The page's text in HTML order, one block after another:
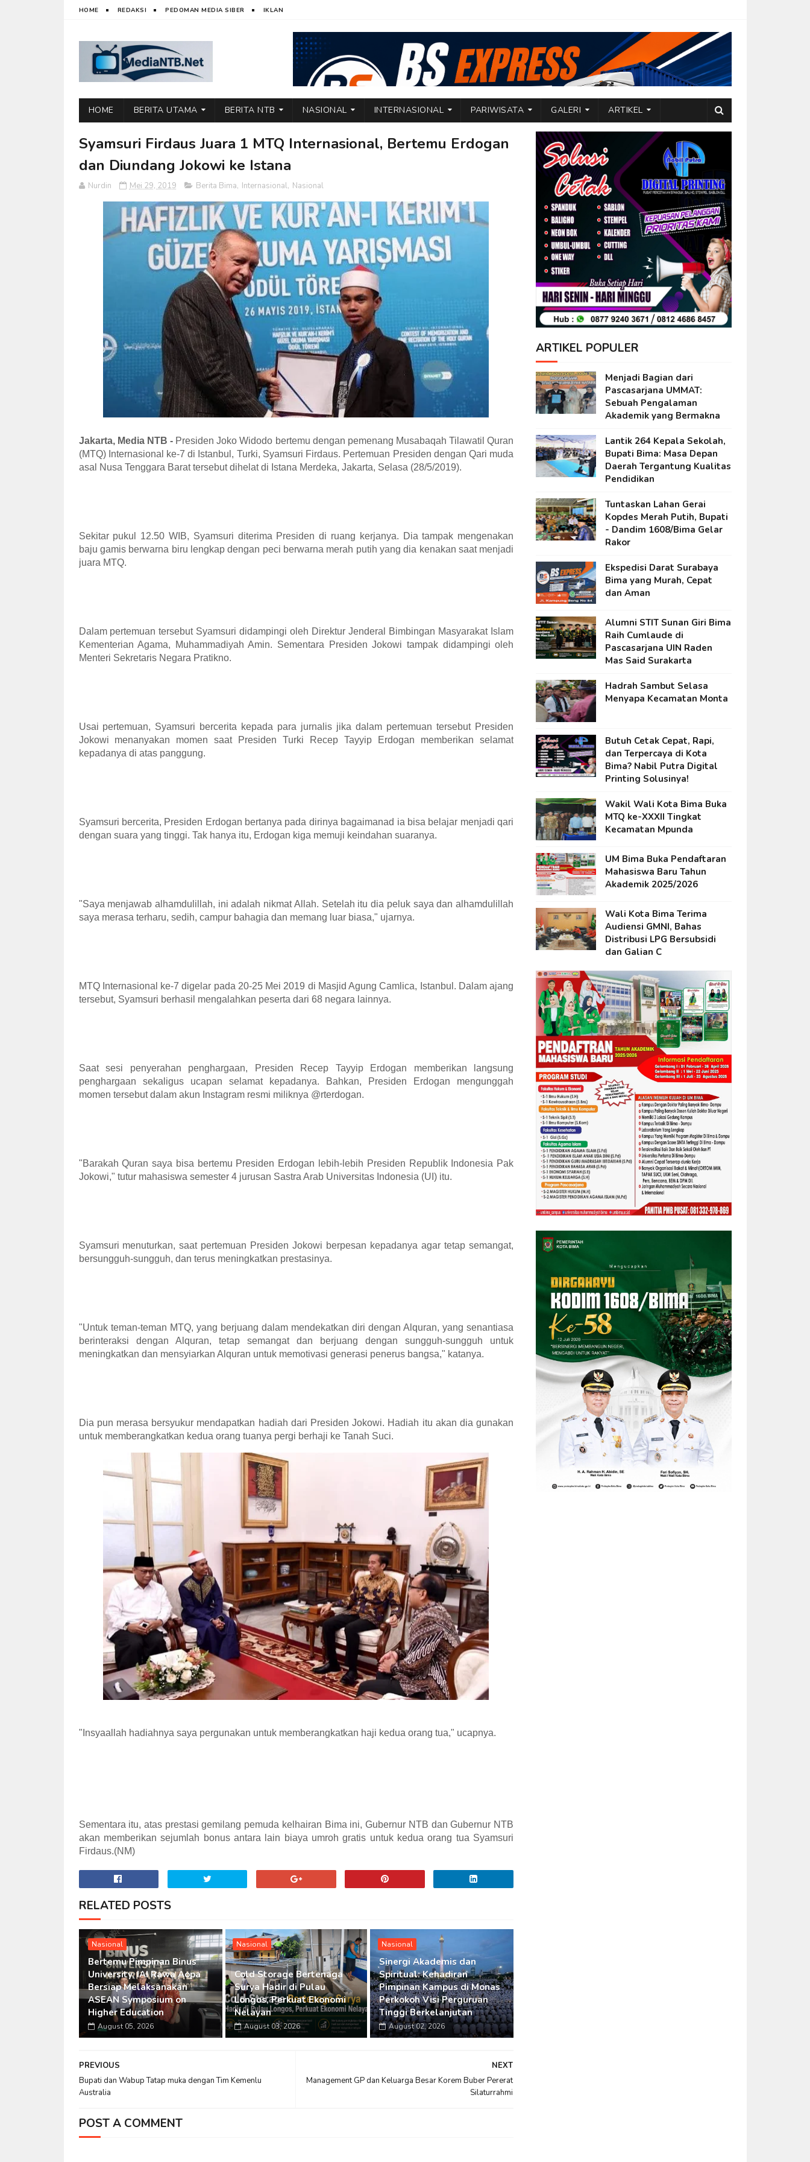
HOME REDAKSI PEDOMAN MEDIA SIBER IKLAN
HOME BERITA UTAMA BERITA NTB NASIONAL INTERNASIONAL PARIWISATA GALERI ARTIKEL
Syamsuri Firdaus Juara 1 MTQ Internasional, Bertemu Erdogan
dan Diundang Jokowi ke Istana
Nurdin Mei 29, 2019 Berita Bima, Internasional, Nasional
Jakarta, Media NTB -Presiden Joko Widodo bertemu dengan pemenang Musabaqah Tilawatil Quran
(MTQ) Internasional ke-7 di Istanbul, Turki, Syamsuri Firdaus. Pertemuan Presiden dengan Qari muda
asal Nusa Tenggara Barat tersebut dihelat di Istana Merdeka, Jakarta, Selasa (28/5/2019).
Sekitar pukul 12.50 WIB, Syamsuri diterima Presiden di ruang kerjanya. Dia tampak mengenakan
baju gamis berwarna biru lengkap dengan peci berwarna merah putih yang dia kenakan saat menjadi
juara MTQ.
Dalam pertemuan tersebut Syamsuri didampingi oleh Direktur Jenderal Bimbingan Masyarakat Islam
Kementerian Agama, Muhammadiyah Amin. Sementara Presiden Jokowi tampak didampingi oleh
Menteri Sekretaris Negara Pratikno.
Usai pertemuan, Syamsuri bercerita kepada para jurnalis jika dalam pertemuan tersebut Presiden
Jokowi menanyakan momen saat Presiden Turki Recep Tayyip Erdogan memberikan selamat
kepadanya di atas panggung.
Syamsuri bercerita, Presiden Erdogan bertanya pada dirinya bagaimanad ia bisa belajar menjadi qari
dengan suara yang tinggi. Tak hanya itu, Erdogan kiga memuji keindahan suaranya.
"Saya menjawab alhamdulillah, ini adalah nikmat Allah. Setelah itu dia peluk saya dan alhamdulillah
saya merasa terharu, sedih, campur bahagia dan memang luar biasa," ujarnya.
MTQ Internasional ke-7 digelar pada 20-25 Mei 2019 di Masjid Agung Camlica, Istanbul. Dalam ajang
tersebut, Syamsuri berhasil mengalahkan peserta dari 68 negara lainnya.
Saat sesi penyerahan penghargaan, Presiden Recep Tayyip Erdogan memberikan langsung
penghargaan sekaligus ucapan selamat kepadanya. Bahkan, Presiden Erdogan mengunggah
momen tersebut dalam akun Instagram resmi miliknya @rterdogan.
"Barakah Quran saya bisa bertemu Presiden Erdogan lebih-lebih Presiden Republik Indonesia Pak
Jokowi," tutur mahasiswa semester 4 jurusan Sastra Arab Universitas Indonesia (UI) itu.
Syamsuri menuturkan, saat pertemuan Presiden Jokowi berpesan kepadanya agar tetap semangat,
bersungguh-sungguh, dan terus meningkatkan prestasinya.
"Untuk teman-teman MTQ, yang berjuang dalam mendekatkan diri dengan Alquran, yang senantiasa
berinteraksi dengan Alquran, tetap semangat dan berjuang dengan sungguh-sungguh untuk
meningkatkan dan mensyiarkan Alquran untuk memotivasi generasi penerus bangsa," katanya.
Dia pun merasa bersyukur mendapatkan hadiah dari Presiden Jokowi. Hadiah itu akan dia gunakan
untuk memberangkatkan kedua orang tuanya pergi berhaji ke Tanah Suci.
"Insyaallah hadiahnya saya pergunakan untuk memberangkatkan haji kedua orang tua," ucapnya.
Sementara itu, atas prestasi gemilang pemuda kelhairan Bima ini, Gubernur NTB dan Gubernur NTB
akan memberikan sejumlah bonus antara lain biaya umroh gratis untuk kedua orang tua Syamsuri
Firdaus.(NM)
RELATED POSTS
Nasional
Bertemu Pimpinan Binus
University, IAI Rawa Aopa
Bersiap Melaksanakan
ASEAN Symposium on
Higher Education
August 05, 2026
Nasional
Cold Storage Bertenaga
Surya Hadir di Pulau
Longos, Perkuat Ekonomi
Nelayan
August 03, 2026
Nasional
Sinergi Akademis dan
Spiritual: Kehadiran
Pimpinan Kampus di Monas
Perkokoh Visi Perguruan
Tinggi Berkelanjutan
August 02, 2026
NEXT
Management GP dan Keluarga Besar Korem Buber Pererat
Silaturrahmi
PREVIOUS
Bupati dan Wabup Tatap muka dengan Tim Kemenlu
Australia
POST A COMMENT
ARTIKEL POPULER
Menjadi Bagian dari
Pascasarjana UMMAT:
Sebuah Pengalaman
Akademik yang Bermakna
Lantik 264 Kepala Sekolah,
Bupati Bima: Masa Depan
Daerah Tergantung Kualitas
Pendidikan
Tuntaskan Lahan Gerai
Kopdes Merah Putih, Bupati
- Dandim 1608/Bima Gelar
Rakor
Ekspedisi Darat Surabaya
Bima yang Murah, Cepat
dan Aman
Alumni STIT Sunan Giri Bima
Raih Cumlaude di
Pascasarjana UIN Raden
Mas Said Surakarta
Hadrah Sambut Selasa
Menyapa Kecamatan Monta
Butuh Cetak Cepat, Rapi,
dan Terpercaya di Kota
Bima? Nabil Putra Digital
Printing Solusinya!
Wakil Wali Kota Bima Buka
MTQ ke-XXXII Tingkat
Kecamatan Mpunda
UM Bima Buka Pendaftaran
Mahasiswa Baru Tahun
Akademik 2025/2026
Wali Kota Bima Terima
Audiensi GMNI, Bahas
Distribusi LPG Bersubsidi
dan Galian C